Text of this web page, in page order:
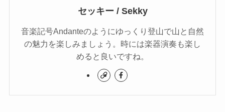
セッキー / Sekky
音楽記号Andanteのようにゆっくり登山で山と自然
の魅力を楽しみましょう。時には楽器演奏も楽し
めると良いですね。